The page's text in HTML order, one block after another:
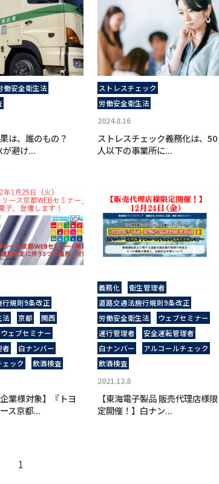
働安全衛生法
は、誰のもの？
が避け...
ストレスチェック
労働安全衛生法
2024.8.16
ストレスチェック義務化は、50
人以下の事業所に...
規則9条改正
法
京都
関西
ウェブセミナー
者
白ナンバー
ック
飲酒検査
企業様対象】『トヨ
ス京都...
義務化
衛生管理者
道路交通法施行規則9条改正
労働安全衛生法
ウェブセミナー
運行管理者
安全運転管理者
白ナンバー
アルコールチェック
飲酒検査
2021.12.8
【東海電子製品 販売代理店様限
定開催！】白ナン...
1